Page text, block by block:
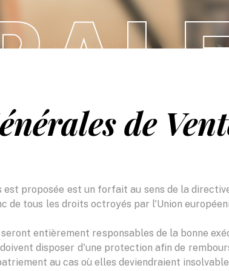
Océan Indien
de
est proposée est un forfait au sens de la
de tous les droits octroyés par l'Union
entièrement responsables de la bonne
disposer d'une protection afin de
au cas où elles deviendraient